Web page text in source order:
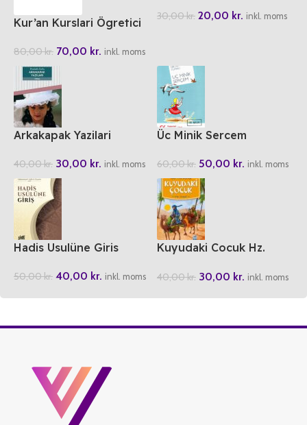
Kur’an Kurslari Ögretici
80,00kr. 70,00 kr. inkl. moms
30,00kr. 20,00 kr. inkl. moms
Arkakapak Yazilari
40,00kr. 30,00 kr. inkl. moms
Üc Minik Sercem
60,00kr. 50,00 kr. inkl. moms
Hadis Usulüne Giris
50,00kr. 40,00 kr. inkl. moms
Kuyudaki Cocuk Hz.
40,00kr. 30,00 kr. inkl. moms